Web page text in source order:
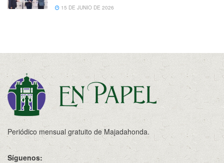
15 DE JUNIO DE 2026
Periódico mensual gratuito de Majadahonda.
Síguenos: